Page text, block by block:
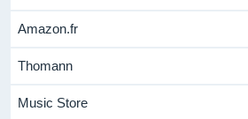
Amazon.fr
Thomann
Music Store